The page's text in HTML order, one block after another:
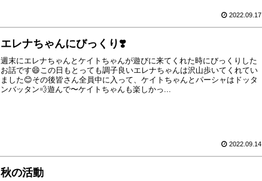
2022.09.17
エレナちゃんにびっくり❣️
週末にエレナちゃんとケイトちゃんが遊びに来てくれた時にびっくりした
お話です😄この日もとっても調子良いエレナちゃんは沢山歩いてくれてい
ました😊その後皆さん全員中に入って、ケイトちゃんとパーシャはドッタ
ンバッタン💨遊んで〜ケイトちゃんも楽しかっ...
2022.09.14
秋の活動